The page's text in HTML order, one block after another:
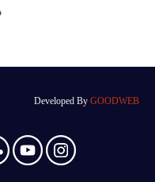
Developed By GOODWEB